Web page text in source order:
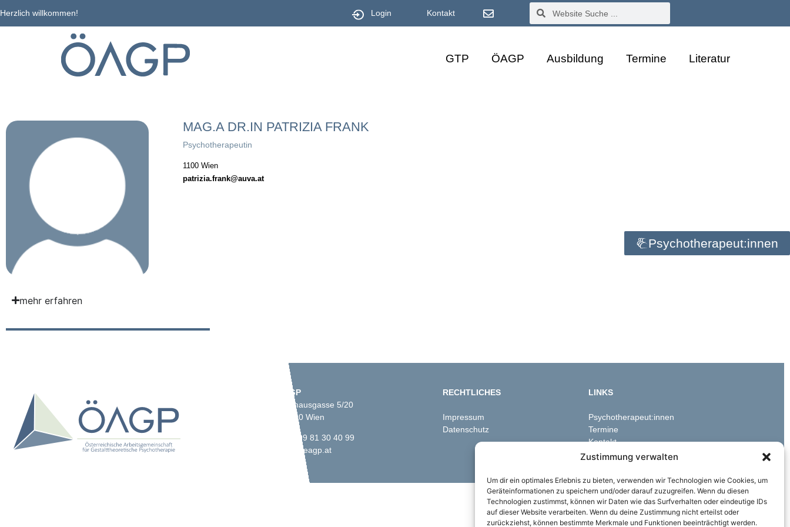
Zustimmung verwalten
Um dir ein optimales Erlebnis zu bieten, verwenden wir Technologien wie Cookies, um
Geräteinformationen zu speichern und/oder darauf zuzugreifen. Wenn du diesen
Technologien zustimmst, können wir Daten wie das Surfverhalten oder eindeutige IDs
auf dieser Website verarbeiten. Wenn du deine Zustimmung nicht erteilst oder
zurückziehst, können bestimmte Merkmale und Funktionen beeinträchtigt werden.
Herzlich willkommen! Login Kontakt
GTP ÖAGP Ausbildung Termine Literatur
MAG.A DR.IN PATRIZIA FRANK
Psychotherapeutin
1100 Wien
patrizia.frank@auva.at
mehr erfahren
ÖAGP
Fünfhausgasse 5/20
A-1150 Wien
+43 699 81 30 40 99
info@oeagp.at
RECHTLICHES
Impressum
Datenschutz
LINKS
Psychotherapeut:innen
Termine
Kontakt
Psychotherapeut:innen